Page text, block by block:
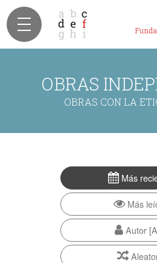
OBRAS
OBRAS CON LA
Más
Más
Autor